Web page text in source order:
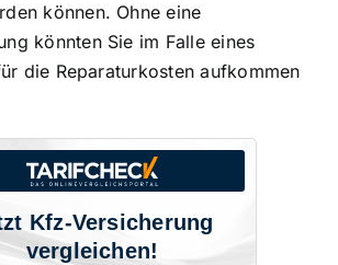
können. Ohne eine
könnten Sie im Falle eines
die Reparaturkosten aufkommen
Kfz-Versicherung
vergleichen!